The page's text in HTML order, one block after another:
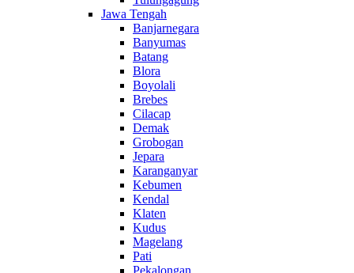
Jawa Tengah
Banjarnegara
Banyumas
Batang
Blora
Boyolali
Brebes
Cilacap
Demak
Grobogan
Jepara
Karanganyar
Kebumen
Kendal
Klaten
Kudus
Magelang
Pati
Pekalongan